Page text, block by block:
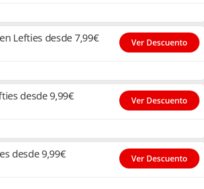
Lefties desde 7,99€ Ver Descuento
desde 9,99€ Ver Descuento
desde 9,99€ Ver Descuento